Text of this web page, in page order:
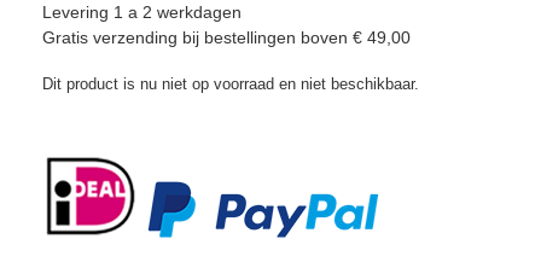
Levering 1 a 2 werkdagen
Gratis verzending bij bestellingen boven € 49,00
Dit product is nu niet op voorraad en niet beschikbaar.